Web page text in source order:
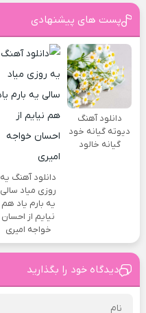
پست های پیشنهادی
دانلود آهنگ
دیوته گیانه خود
گیانه خالود
دانلود آهنگ یه
روزی میاد سالی
یه بارم یاد هم
نیایم از احسان
خواجه امیری
دیدگاه خود را بگذارید